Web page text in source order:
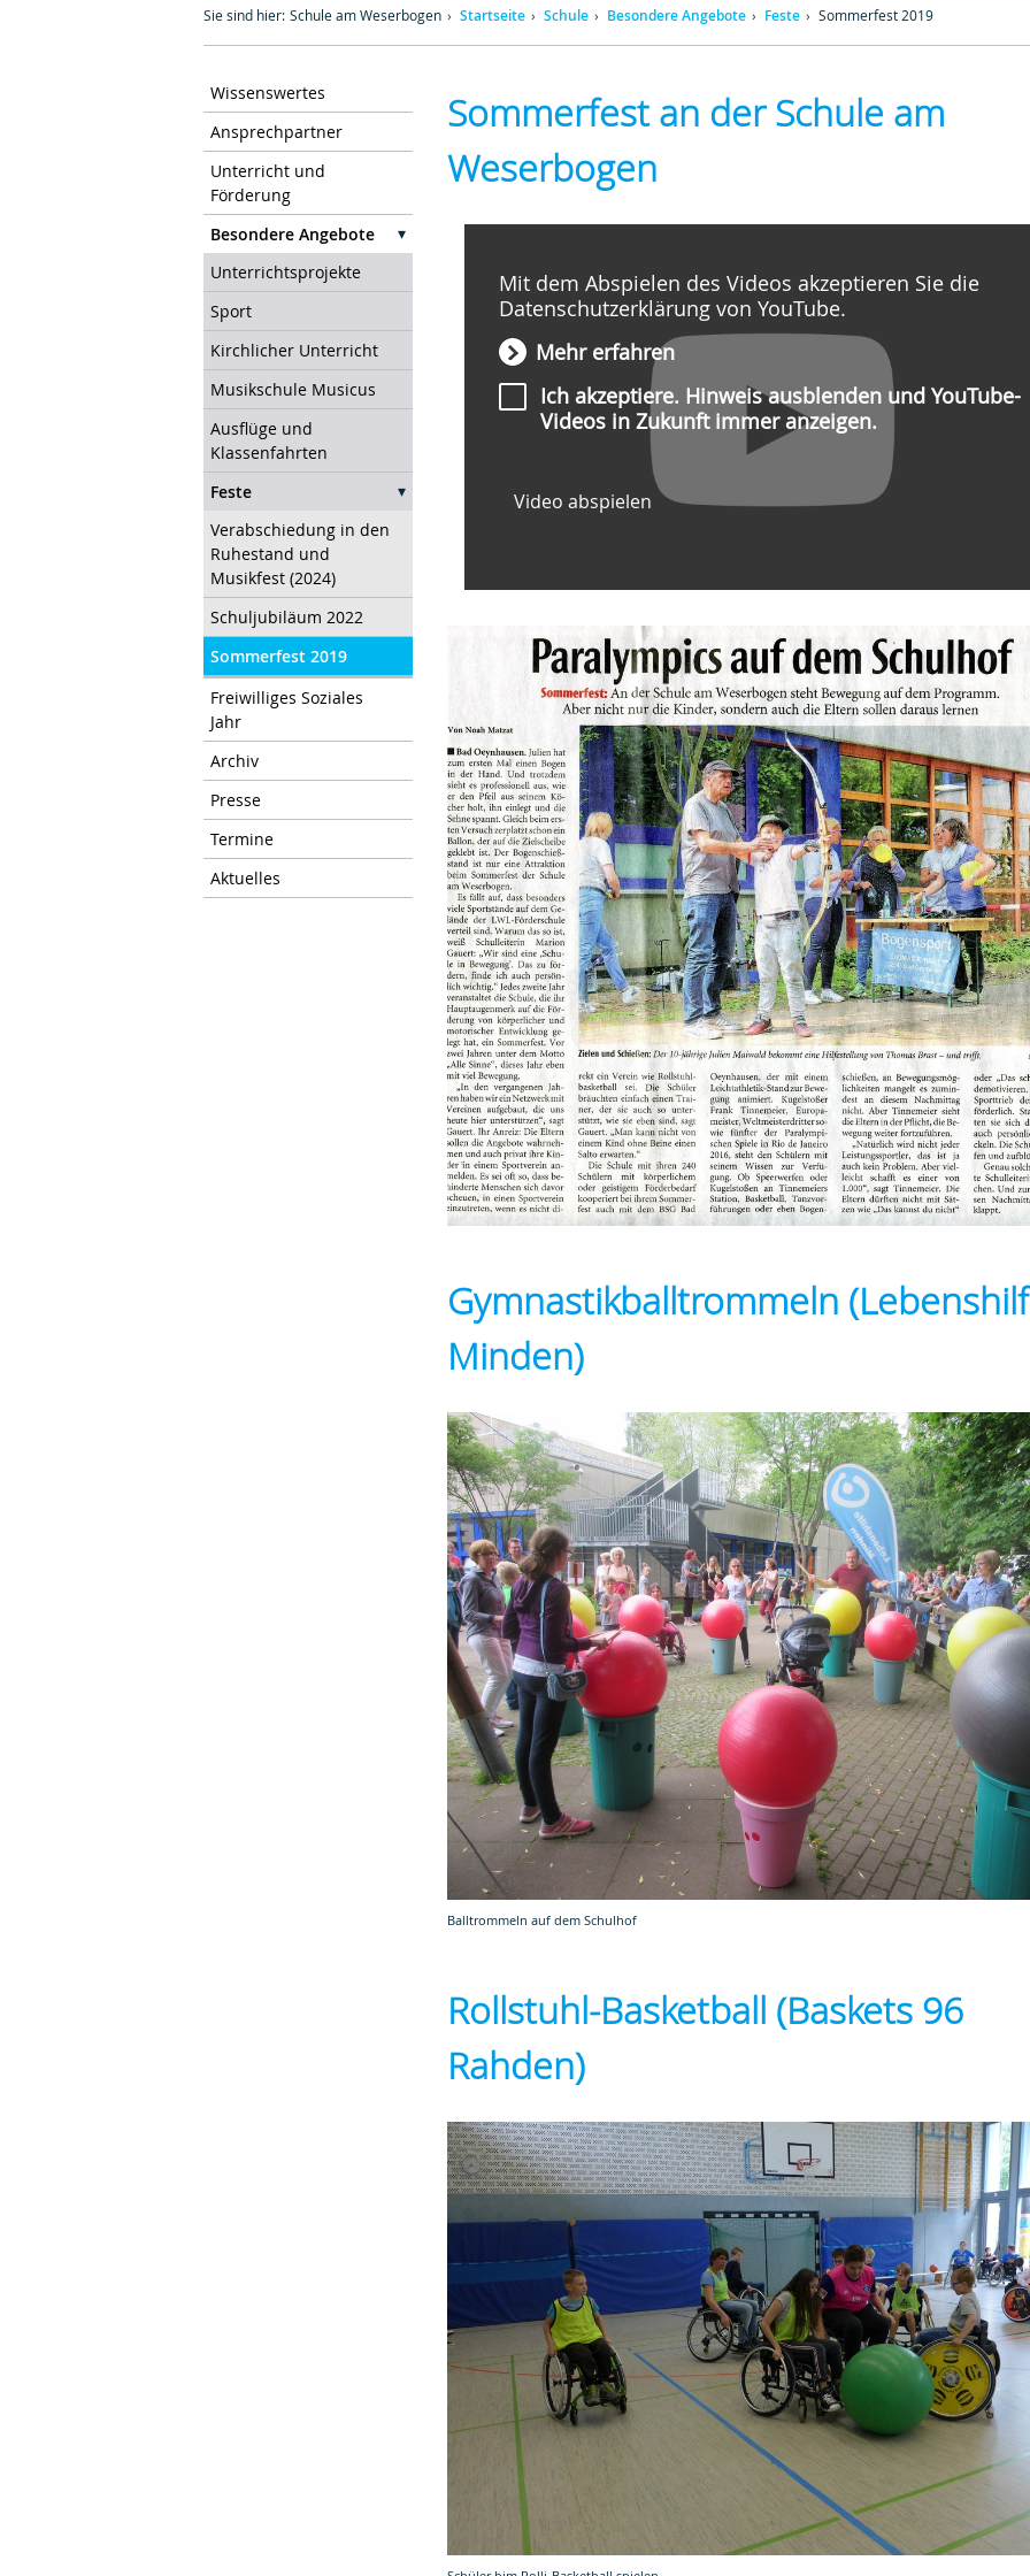
Sie sind hier: Schule am Weserbogen Startseite Schule Besondere Angebote Feste Sommerfest 2019
Wissenswertes
Ansprechpartner
Unterricht und
Förderung
Besondere Angebote
Unterrichtsprojekte
Sport
Kirchlicher Unterricht
Musikschule Musicus
Ausflüge und
Klassenfahrten
Feste
Verabschiedung in den
Ruhestand und
Musikfest (2024)
Schuljubiläum 2022
Sommerfest 2019
Freiwilliges Soziales
Jahr
Archiv
Presse
Termine
Aktuelles
Sommerfest an der Schule am
Weserbogen
Mit dem Abspielen des Videos akzeptieren Sie die
Datenschutzerklärung von YouTube.
Mehr erfahren
Ich akzeptiere. Hinweis ausblenden und YouTube-
Videos in Zukunft immer anzeigen.
Video abspielen
Gymnastikballtrommeln
Minden)
Balltrommeln auf dem Schulhof
Rollstuhl-Basketball (Baskets 96
Rahden)